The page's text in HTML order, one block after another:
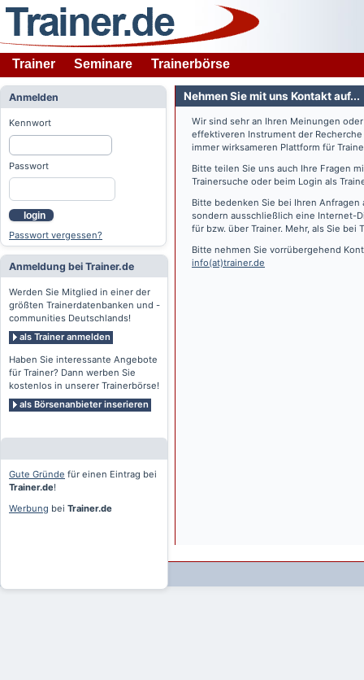
Trainer Seminare Trainerbörse
Anmelden
Kennwort
Passwort
login
Passwort vergessen?
Anmeldung bei Trainer.de
Werden Sie Mitglied in einer der
größten Trainerdatenbanken und -
communities Deutschlands!
als Trainer anmelden
Haben Sie interessante Angebote
für Trainer? Dann werben Sie
kostenlos in unserer Trainerbörse!
als Börsenanbieter inserieren
Gute Gründe für einen Eintrag bei
Trainer.de!
Werbung bei Trainer.de
Nehmen Sie mit uns Kontakt auf...
Wir sind sehr an Ihren Meinungen
effektiveren Instrument der
immer wirksameren Plattform für
Bitte teilen Sie uns auch Ihre Fragen
Trainersuche oder beim Login als
Bitte bedenken Sie bei Ihren
sondern ausschließlich eine Internet-
für bzw. über Trainer. Mehr, als Sie bei
Bitte nehmen Sie vorrübergehend
info(at)trainer.de